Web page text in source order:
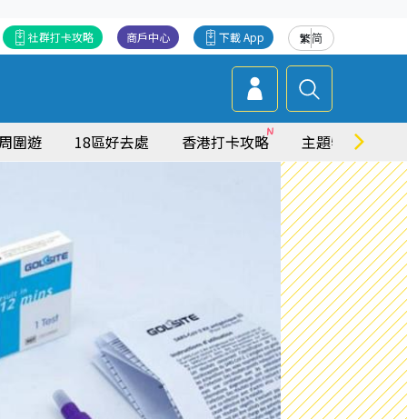
繁简
下載 App
商戶中心
社群打卡攻略
圍遊 18區好去處 香港打卡攻略 主題特集